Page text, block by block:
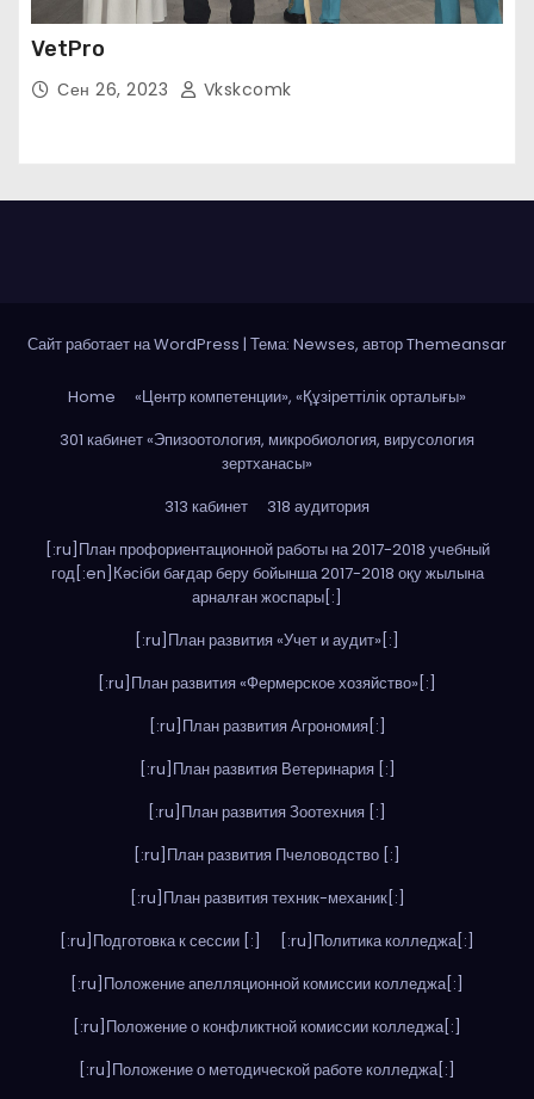
VetPro
Сен 26, 2023 Vkskcomk
Сайт работает на WordPress | Тема: Newses, авторThemeansar
Home
«Центр компетенции», «Құзіреттілік орталығы»
301 кабинет «Эпизоотология, микробиология, вирусология
зертханасы»
313 кабинет
318 аудитория
[:ru]План профориентационной работы на 2017-2018 учебный
год[:en]Кәсіби бағдар беру бойынша 2017-2018 оқу жылына
арналған жоспары[:]
[:ru]План развития «Учет и аудит»[:]
[:ru]План развития «Фермерское хозяйство»[:]
[:ru]План развития Агрономия[:]
[:ru]План развития Ветеринария [:]
[:ru]План развития Зоотехния [:]
[:ru]План развития Пчеловодство [:]
[:ru]План развития техник-механик[:]
[:ru]Подготовка к сессии [:]
[:ru]Политика колледжа[:]
[:ru]Положение апелляционной комиссии колледжа[:]
[:ru]Положение о конфликтной комиссии колледжа[:]
[:ru]Положение о методической работе колледжа[:]